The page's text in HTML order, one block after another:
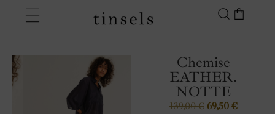
Chemise
EATHER.
NOTTE
139,00€ 69,50 €